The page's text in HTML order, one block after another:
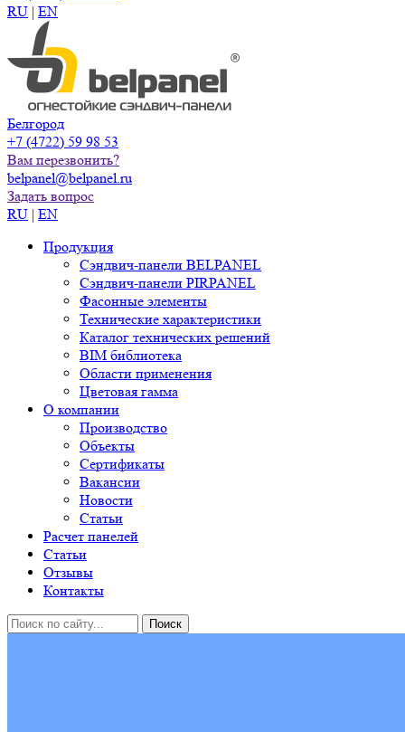
RU | EN
Белгород
+7 (4722) 59 98 53
Вам перезвонить?
belpanel@belpanel.ru
Задать вопрос
RU | EN
Продукция
Сэндвич-панели BELPANEL
Сэндвич-панели PIRPANEL
Фасонные элементы
Технические характеристики
Каталог технических решений
BIM библиотека
Области применения
Цветовая гамма
О компании
Производство
Объекты
Сертификаты
Вакансии
Новости
Статьи
Расчет панелей
Статьи
Отзывы
Контакты